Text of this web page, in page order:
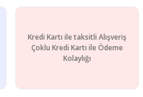
Kredi Kartı ile taksitli Alışveriş
Çoklu Kredi Kartı ile Ödeme
Kolaylığı